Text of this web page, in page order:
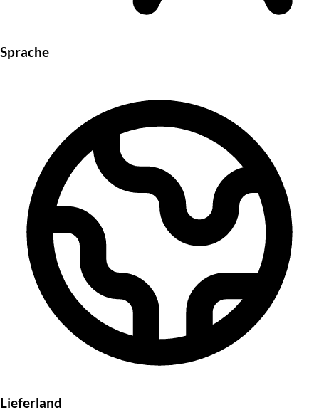
Sprache
Lieferland